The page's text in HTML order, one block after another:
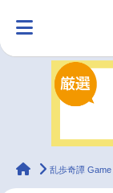
ラジオ
animateTimes
乱歩奇譚